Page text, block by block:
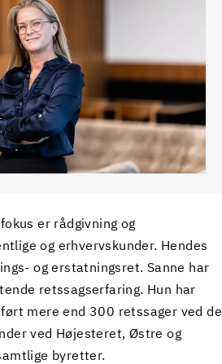
er rådgivning og
og erhvervskunder. Hendes
og erstatningsret. Sanne har
retssagserfaring. Hun har
mere end 300 retssager ved de
ved Højesteret, Østre og
byretter.